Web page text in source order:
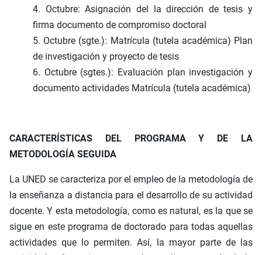
4. Octubre: Asignación del la dirección de tesis y
firma documento de compromiso doctoral
5. Octubre (sgte.): Matrícula (tutela académica) Plan
de investigación y proyecto de tesis
6. Octubre (sgtes.): Evaluación plan investigación y
documento actividades Matrícula (tutela académica)
CARACTERÍSTICAS DEL PROGRAMA Y DE LA
METODOLOGÍA SEGUIDA
La UNED se caracteriza por el empleo de la metodología de
la enseñanza a distancia para el desarrollo de su actividad
docente. Y esta metodología, como es natural, es la que se
sigue en este programa de doctorado para todas aquellas
actividades que lo permiten. Así, la mayor parte de las